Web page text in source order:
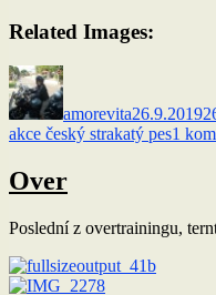
Related Images:
Autor:
amorevita26.9.2019
akce český strakatý pes1
Over
Poslední z overtrainingu,